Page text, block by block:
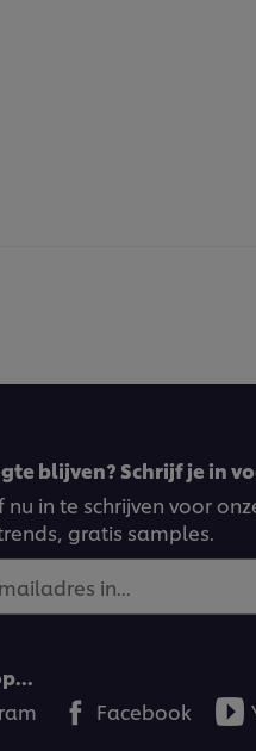
blijven? Schrijf je in
nu in te schrijven voor
gratis samples.
in...
Facebook